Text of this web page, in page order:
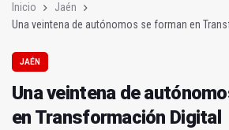
Inicio
Jaén
Una veintena de autónomos se forman en
JAÉN
Una veintena de
en Transformación Digital